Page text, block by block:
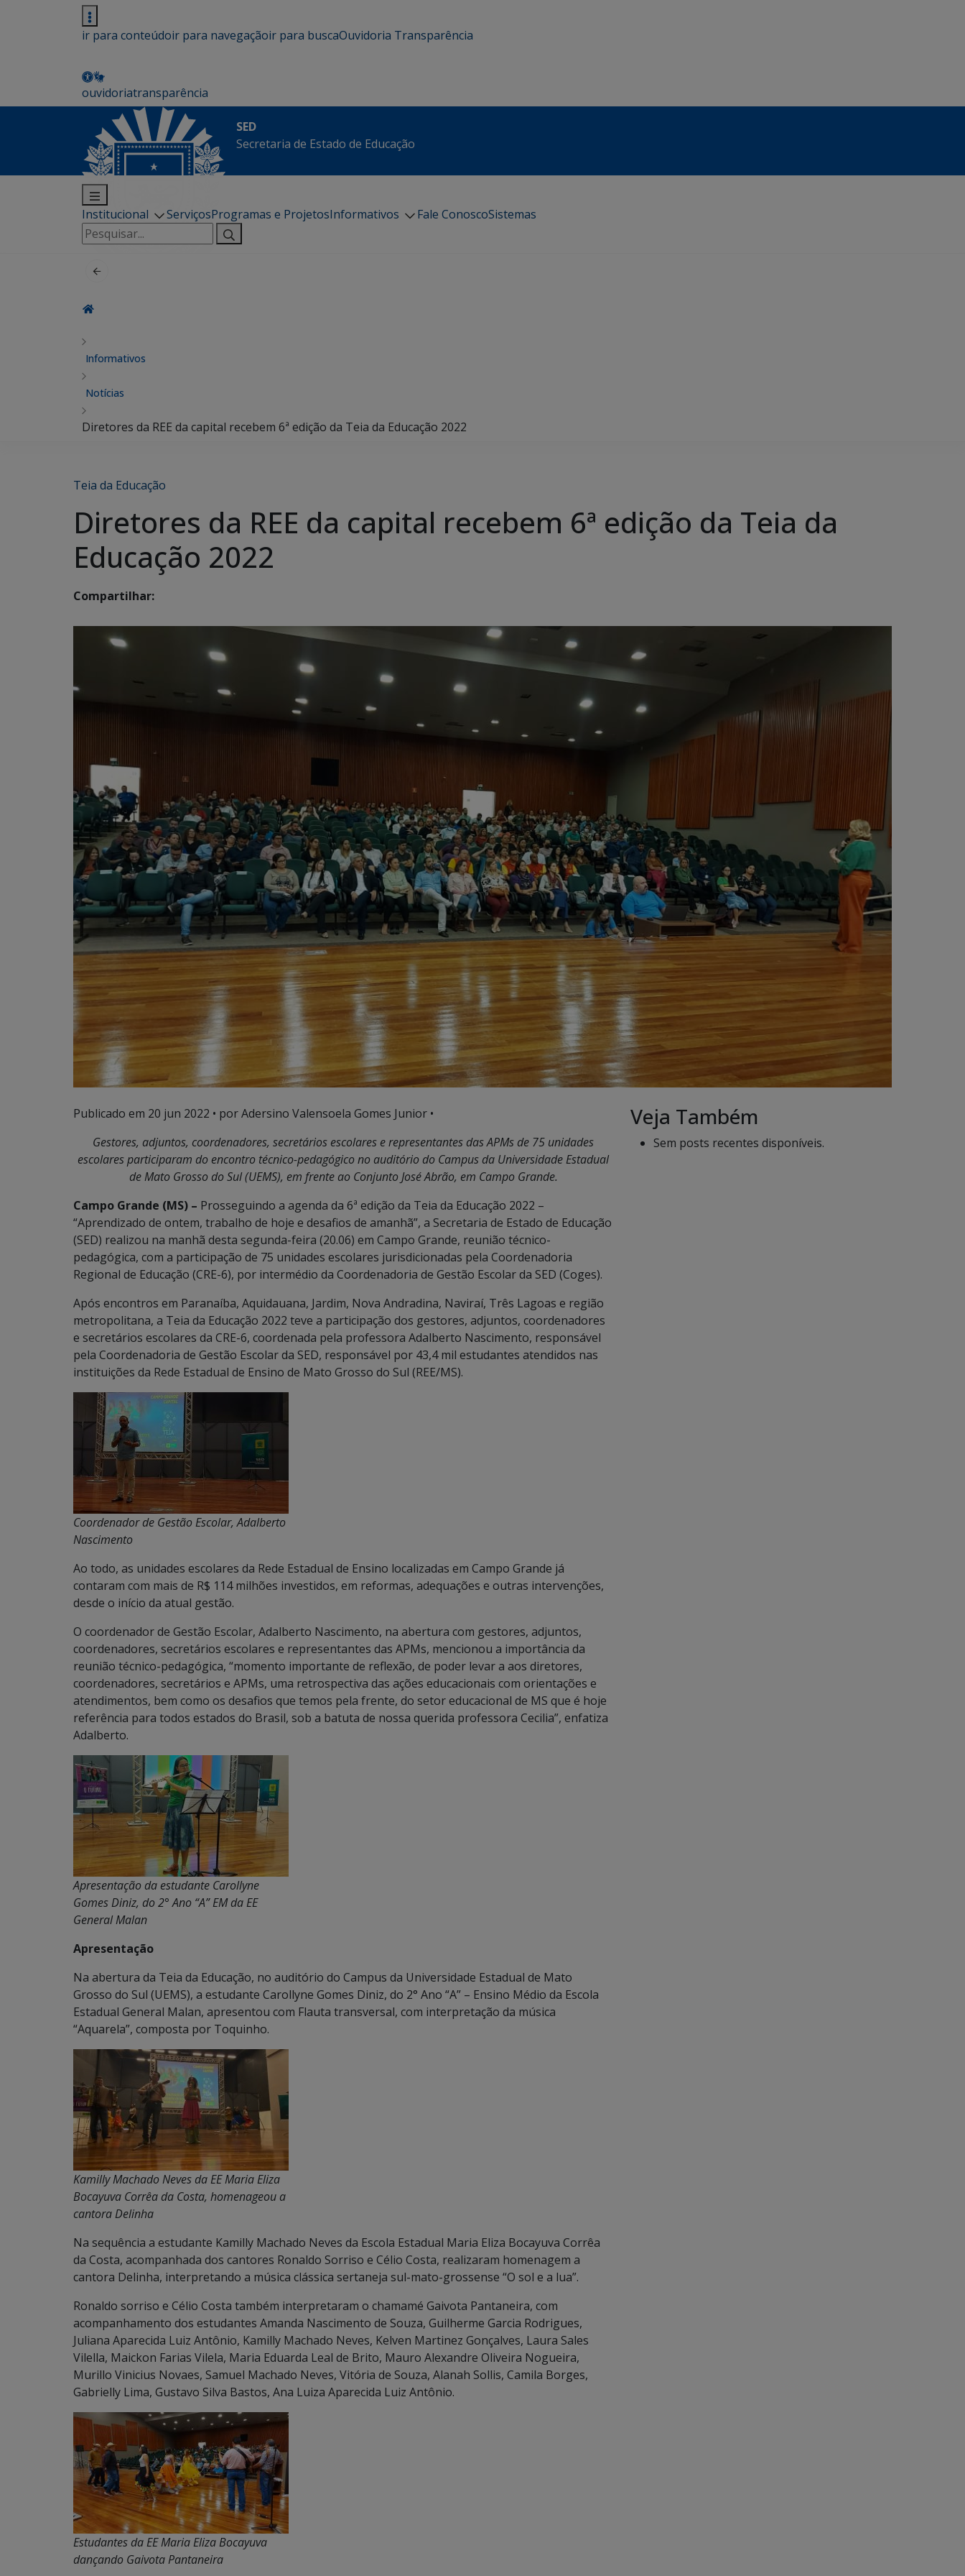
ir para conteúdoir para navegaçãoir para buscaOuvidoria Transparência
ouvidoriatransparência
SED
Secretaria de Estado de Educação
Institucional ServiçosProgramas e ProjetosInformativos Fale ConoscoSistemas
Pesquisar
por:
Informativos
Notícias
Diretores da REE da capital recebem 6ª edição da Teia da Educação 2022
Teia da Educação
Diretores da REE da capital recebem 6ª edição da Teia da
Educação 2022
Compartilhar:
Publicado em 20 jun 2022 • por Adersino Valensoela Gomes Junior •
Gestores, adjuntos, coordenadores, secretários escolares e representantes das APMs de 75 unidades
escolares participaram do encontro técnico-pedagógico no auditório do Campus da Universidade Estadual
de Mato Grosso do Sul (UEMS), em frente ao Conjunto José Abrão, em Campo Grande.
Campo Grande (MS) – Prosseguindo a agenda da 6ª edição da Teia da Educação 2022 –
“Aprendizado de ontem, trabalho de hoje e desafios de amanhã”, a Secretaria de Estado de Educação
(SED) realizou na manhã desta segunda-feira (20.06) em Campo Grande, reunião técnico-
pedagógica, com a participação de 75 unidades escolares jurisdicionadas pela Coordenadoria
Regional de Educação (CRE-6), por intermédio da Coordenadoria de Gestão Escolar da SED (Coges).
Após encontros em Paranaíba, Aquidauana, Jardim, Nova Andradina, Naviraí, Três Lagoas e região
metropolitana, a Teia da Educação 2022 teve a participação dos gestores, adjuntos, coordenadores
e secretários escolares da CRE-6, coordenada pela professora Adalberto Nascimento, responsável
pela Coordenadoria de Gestão Escolar da SED, responsável por 43,4 mil estudantes atendidos nas
instituições da Rede Estadual de Ensino de Mato Grosso do Sul (REE/MS).
Coordenador de Gestão Escolar, Adalberto
Nascimento
Ao todo, as unidades escolares da Rede Estadual de Ensino localizadas em Campo Grande já
contaram com mais de R$ 114 milhões investidos, em reformas, adequações e outras intervenções,
desde o início da atual gestão.
O coordenador de Gestão Escolar, Adalberto Nascimento, na abertura com gestores, adjuntos,
coordenadores, secretários escolares e representantes das APMs, mencionou a importância da
reunião técnico-pedagógica, “momento importante de reflexão, de poder levar a aos diretores,
coordenadores, secretários e APMs, uma retrospectiva das ações educacionais com orientações e
atendimentos, bem como os desafios que temos pela frente, do setor educacional de MS que é hoje
referência para todos estados do Brasil, sob a batuta de nossa querida professora Cecilia”, enfatiza
Adalberto.
Apresentação da estudante Carollyne
Gomes Diniz, do 2° Ano “A” EM da EE
General Malan
Apresentação
Na abertura da Teia da Educação, no auditório do Campus da Universidade Estadual de Mato
Grosso do Sul (UEMS), a estudante Carollyne Gomes Diniz, do 2° Ano “A” – Ensino Médio da Escola
Estadual General Malan, apresentou com Flauta transversal, com interpretação da música
“Aquarela”, composta por Toquinho.
Kamilly Machado Neves da EE Maria Eliza
Bocayuva Corrêa da Costa, homenageou a
cantora Delinha
Na sequência a estudante Kamilly Machado Neves da Escola Estadual Maria Eliza Bocayuva Corrêa
da Costa, acompanhada dos cantores Ronaldo Sorriso e Célio Costa, realizaram homenagem a
cantora Delinha, interpretando a música clássica sertaneja sul-mato-grossense “O sol e a lua”.
Ronaldo sorriso e Célio Costa também interpretaram o chamamé Gaivota Pantaneira, com
acompanhamento dos estudantes Amanda Nascimento de Souza, Guilherme Garcia Rodrigues,
Juliana Aparecida Luiz Antônio, Kamilly Machado Neves, Kelven Martinez Gonçalves, Laura Sales
Vilella, Maickon Farias Vilela, Maria Eduarda Leal de Brito, Mauro Alexandre Oliveira Nogueira,
Murillo Vinicius Novaes, Samuel Machado Neves, Vitória de Souza, Alanah Sollis, Camila Borges,
Gabrielly Lima, Gustavo Silva Bastos, Ana Luiza Aparecida Luiz Antônio.
Estudantes da EE Maria Eliza Bocayuva
dançando Gaivota Pantaneira
Veja Também
Sem posts recentes disponíveis.